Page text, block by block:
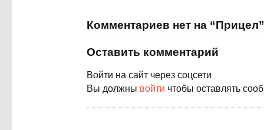
Комментариев нет на “Прицел”
Оставить комментарий
Войти на сайт через соцсети
Вы должны войти чтобы оставлять